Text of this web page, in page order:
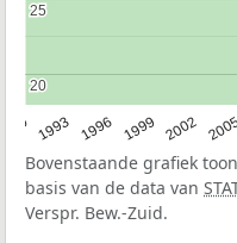
1993 1996 1999 2002
20
20
25
25
Bovenstaande grafiek
basis van de data van
Verspr. Bew.-Zuid.